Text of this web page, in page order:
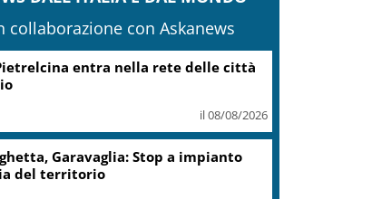
collaborazione con Askanews
entra nella rete delle città
il 08/08/2026
Garavaglia: Stop a impianto
del territorio